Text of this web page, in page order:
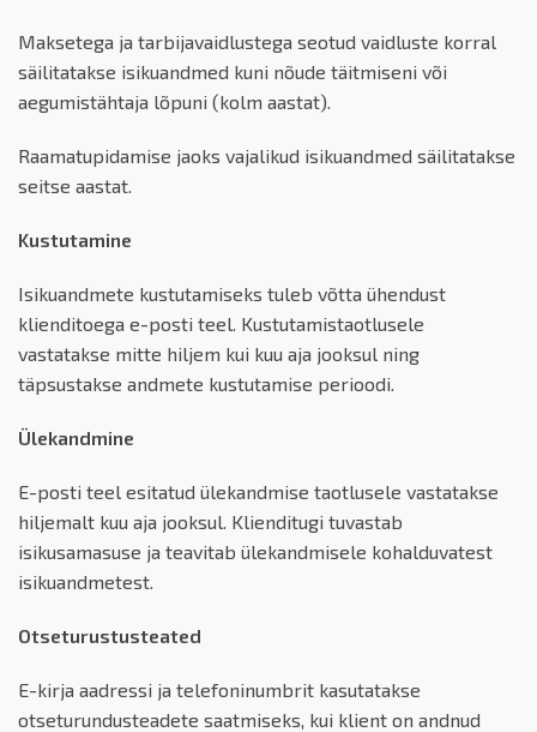
Maksetega ja tarbijavaidlustega seotud vaidluste korral
säilitatakse isikuandmed kuni nõude täitmiseni või
aegumistähtaja lõpuni (kolm aastat).
Raamatupidamise jaoks vajalikud isikuandmed säilitatakse
seitse aastat.
Kustutamine
Isikuandmete kustutamiseks tuleb võtta ühendust
klienditoega e-posti teel. Kustutamistaotlusele
vastatakse mitte hiljem kui kuu aja jooksul ning
täpsustakse andmete kustutamise perioodi.
Ülekandmine
E-posti teel esitatud ülekandmise taotlusele vastatakse
hiljemalt kuu aja jooksul. Klienditugi tuvastab
isikusamasuse ja teavitab ülekandmisele kohalduvatest
isikuandmetest.
Otseturustusteated
E-kirja aadressi ja telefoninumbrit kasutatakse
otseturundusteadete saatmiseks, kui klient on andnud